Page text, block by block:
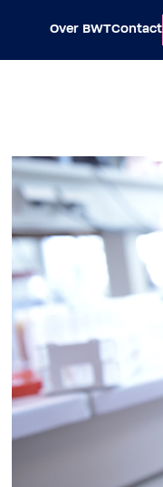
Over BWTContact